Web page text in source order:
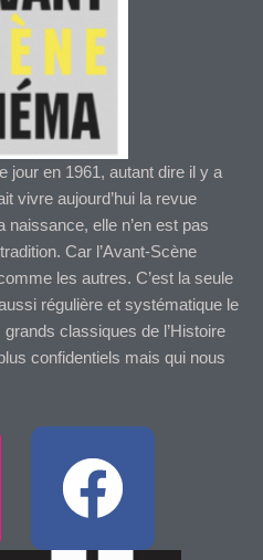
jour en 1961, autant dire il y a
vivre aujourd’hui la revue
naissance, elle n’en est pas
Car l’Avant-Scène
les autres. C’est la seule
régulière et systématique le
classiques de l’Histoire
confidentiels mais qui nous
F
a